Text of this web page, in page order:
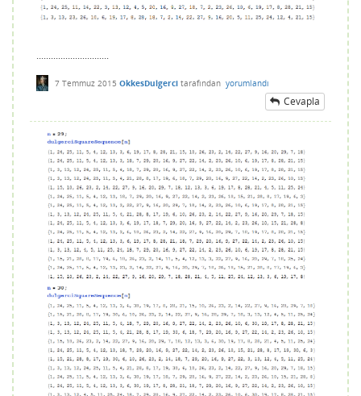
..............................
7 Temmuz 2015 OkkesDulgerci tarafından yorumlandı
Cevapla